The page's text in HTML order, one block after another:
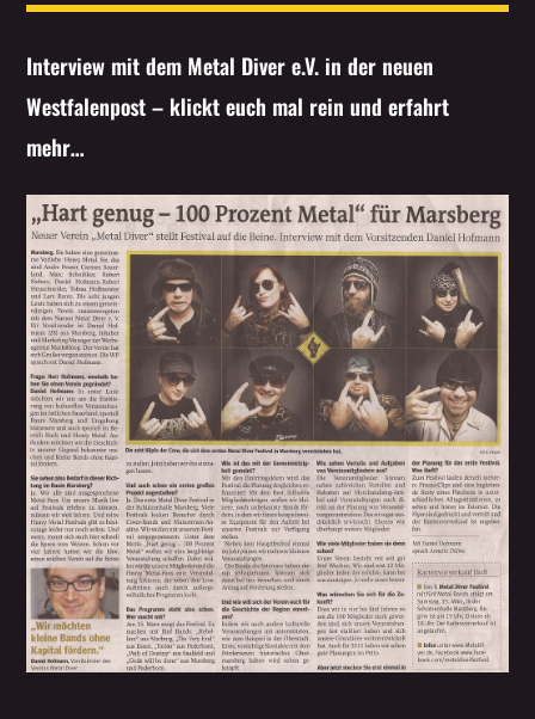
Pinterest
Whatsapp
Interview mit dem Metal Diver e.V. in der neuen
Westfalenpost – klickt euch mal rein und erfahrt
mehr…